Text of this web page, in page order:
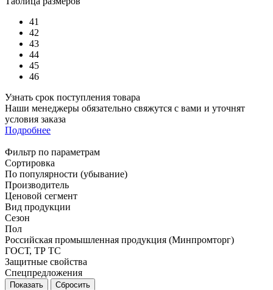
41
42
43
44
45
46
Узнать срок поступления товара
Наши менеджеры обязательно свяжутся с вами и уточнят
условия заказа
Подробнее
Фильтр по параметрам
Сортировка
По популярности (убывание)
Производитель
Ценовой сегмент
Вид продукции
Сезон
Пол
Российская промышленная продукция (Минпромторг)
ГОСТ, ТР ТС
Защитные свойства
Спецпредложения
Сбросить